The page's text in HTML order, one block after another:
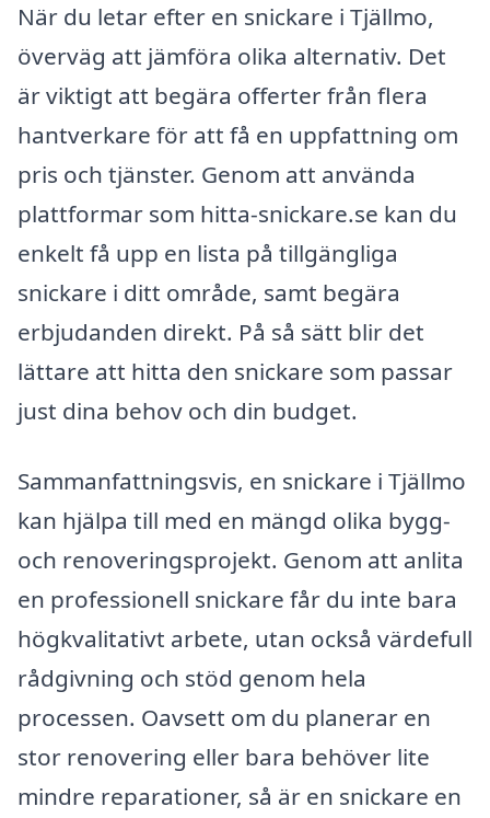
När du letar efter en snickare i Tjällmo,
överväg att jämföra olika alternativ. Det
är viktigt att begära offerter från flera
hantverkare för att få en uppfattning om
pris och tjänster. Genom att använda
plattformar som hitta-snickare.se kan du
enkelt få upp en lista på tillgängliga
snickare i ditt område, samt begära
erbjudanden direkt. På så sätt blir det
lättare att hitta den snickare som passar
just dina behov och din budget.
Sammanfattningsvis, en snickare i Tjällmo
kan hjälpa till med en mängd olika bygg-
och renoveringsprojekt. Genom att anlita
en professionell snickare får du inte bara
högkvalitativt arbete, utan också värdefull
rådgivning och stöd genom hela
processen. Oavsett om du planerar en
stor renovering eller bara behöver lite
mindre reparationer, så är en snickare en